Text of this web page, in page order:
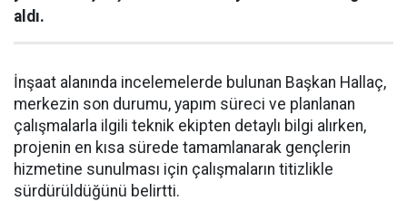
aldı.
İnşaat alanında incelemelerde bulunan Başkan Hallaç,
merkezin son durumu, yapım süreci ve planlanan
çalışmalarla ilgili teknik ekipten detaylı bilgi alırken,
projenin en kısa sürede tamamlanarak gençlerin
hizmetine sunulması için çalışmaların titizlikle
sürdürüldüğünü belirtti.